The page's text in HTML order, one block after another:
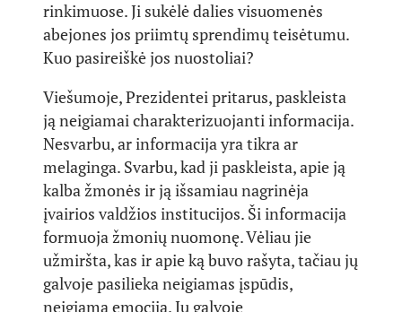
rinkimuose. Ji sukėlė dalies visuomenės
abejones jos priimtų sprendimų teisėtumu.
Kuo pasireiškė jos nuostoliai?
Viešumoje, Prezidentei pritarus, paskleista
ją neigiamai charakterizuojanti informacija.
Nesvarbu, ar informacija yra tikra ar
melaginga. Svarbu, kad ji paskleista, apie ją
kalba žmonės ir ją išsamiau nagrinėja
įvairios valdžios institucijos. Ši informacija
formuoja žmonių nuomonę. Vėliau jie
užmiršta, kas ir apie ką buvo rašyta, tačiau jų
galvoje pasilieka neigiamas įspūdis,
neigiama emocija. Jų galvoje